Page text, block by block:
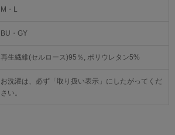
M・L
BU・GY
再生繊維(セルロース)95％, ポリウレタン5%
お洗濯は、必ず「取り扱い表示」にしたがってくだ
さい。